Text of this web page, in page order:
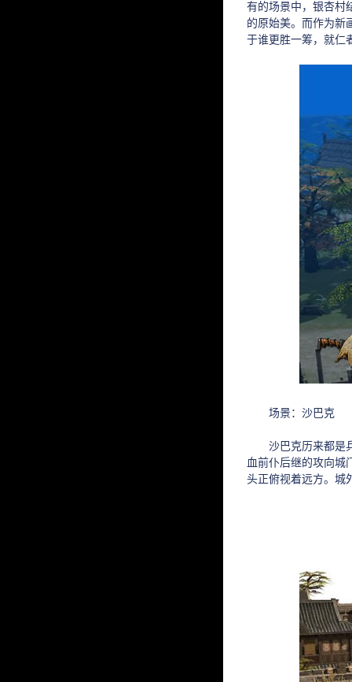
有的场景中，银杏村
的原始美。而作为新
于谁更胜一筹，就仁
场景：沙巴克
沙巴克历来都是兵
血前仆后继的攻向城
头正俯视着远方。城